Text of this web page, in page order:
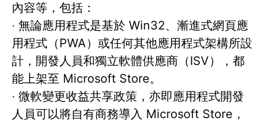
內容等，包括：
‧ 無論應用程式是基於 Win32、漸進式網頁應
用程式（PWA）或任何其他應用程式架構所設
計，開發人員和獨立軟體供應商（ISV），都
能上架至 Microsoft Store。
‧ 微軟變更收益共享政策，亦即應用程式開發
人員可以將自有商務導入 Microsoft Store，